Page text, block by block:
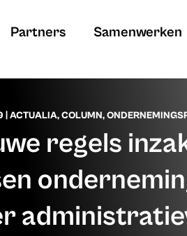
Partners Samenwerken
ACTUALIA,COLUMN,
regels